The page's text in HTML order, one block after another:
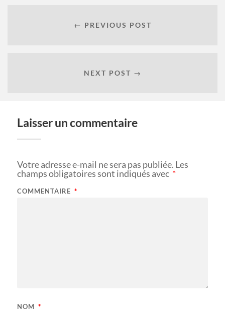
← PREVIOUS POST
NEXT POST →
Laisser un commentaire
Votre adresse e-mail ne sera pas publiée. Les
champs obligatoires sont indiqués avec *
COMMENTAIRE *
NOM *